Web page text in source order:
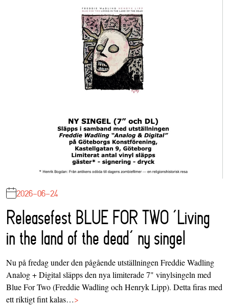
2026-06-24
Releasefest BLUE FOR TWO ‘Living
in the land of the dead’ ny singel
Nu på fredag under den pågående utställningen Freddie Wadling
Analog + Digital släpps den nya limiterade 7" vinylsingeln med
Blue For Two (Freddie Wadling och Henryk Lipp). Detta firas med
ett riktigt fint kalas…>